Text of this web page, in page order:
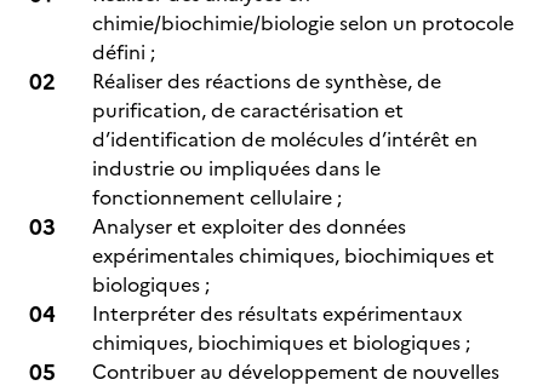
chimie/biochimie/biologie selon un protocole
défini ;
Réaliser des réactions de synthèse, de
purification, de caractérisation et
d’identification de molécules d’intérêt en
industrie ou impliquées dans le
fonctionnement cellulaire ;
Analyser et exploiter des données
expérimentales chimiques, biochimiques et
biologiques ;
Interpréter des résultats expérimentaux
chimiques, biochimiques et biologiques ;
Contribuer au développement de nouvelles